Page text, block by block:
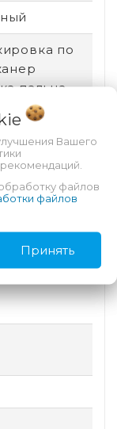
по
пальца
3G (UMTS),
Вашего
файлов
файлов
Принять